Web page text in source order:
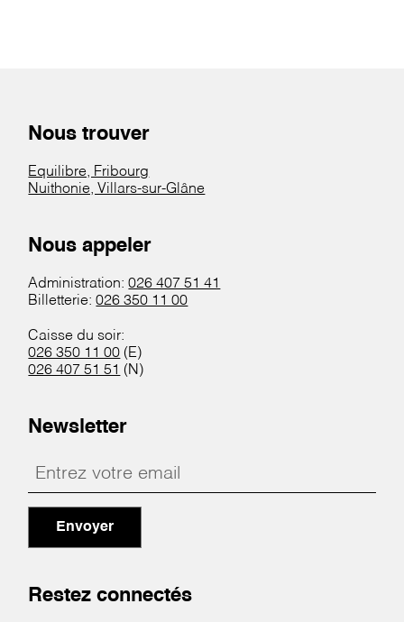
Nous trouver
Equilibre, Fribourg
Nuithonie, Villars-sur-Glâne
Nous appeler
Administration:026 407 51 41
Billetterie:026 350 11 00
Caisse du soir:
026 350 11 00 (E)
026 407 51 51 (N)
Newsletter
Envoyer
Restez connectés